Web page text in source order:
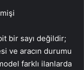
bir sayı değildir;
ve aracın durumu
farklı ilanlarda